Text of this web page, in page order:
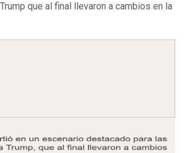
que al final llevaron a cambios en la